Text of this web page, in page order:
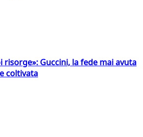
risorge»: Guccini, la fede mai avuta
coltivata